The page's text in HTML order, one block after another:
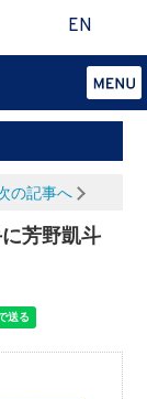
EN
の記事へ
芳野凱斗